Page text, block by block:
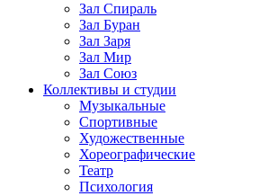
Зал Спираль
Зал Буран
Зал Заря
Зал Мир
Зал Союз
Коллективы и студии
Музыкальные
Спортивные
Художественные
Хореографические
Театр
Психология